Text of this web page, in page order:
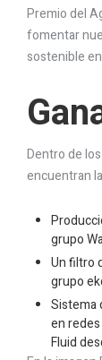
Premio del
fomentar
sostenible
Dentro de
encuentran
grupo
Un filtro
grupo
Sistema
en
Fluid